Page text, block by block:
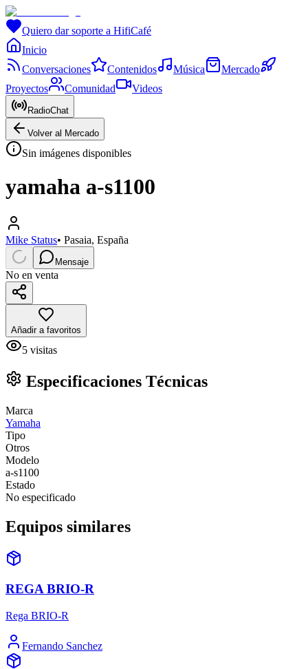
Quiero dar soporte a HifiCafé
Inicio
Conversaciones
Contenidos Música
Mercado
Proyectos
Comunidad Videos
RadioChat
Volver al Mercado
Sin imágenes disponibles
yamaha a-s1100
Mike Status• Pasaia, España
Mensaje
No en venta
Añadir a favoritos
5 visitas
Especificaciones Técnicas
Marca
Yamaha
Tipo
Otros
Modelo
a-s1100
Estado
No especificado
Equipos similares
REGA BRIO-R
Rega BRIO-R
Fernando Sanchez